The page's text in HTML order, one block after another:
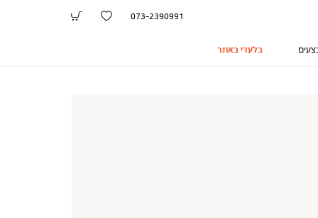
073-2390991
בלעדי באתר